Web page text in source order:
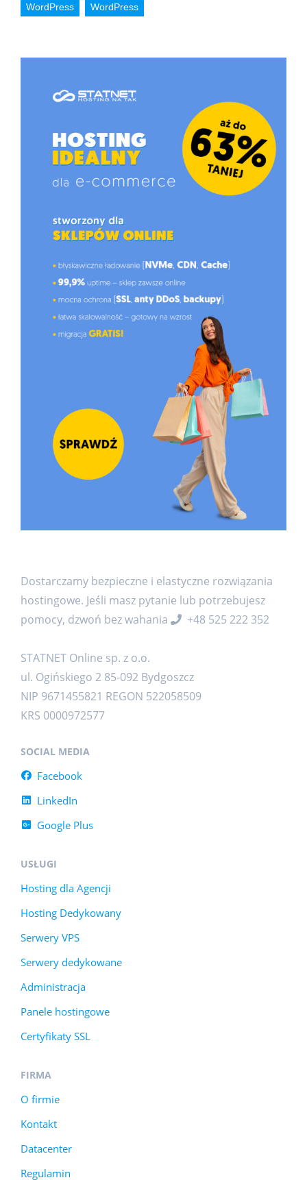
WordPress WordPress
Dostarczamy bezpieczne i elastyczne rozwiązania
hostingowe. Jeśli masz pytanie lub potrzebujesz
pomocy, dzwoń bez wahania
+48 525 222 352
STATNET Online sp. z o.o.
ul. Ogińskiego 2 85-092 Bydgoszcz
NIP 9671455821 REGON 522058509
KRS 0000972577
SOCIAL MEDIA
Facebook
LinkedIn
Google Plus
USŁUGI
Hosting dla Agencji
Hosting Dedykowany
Serwery VPS
Serwery dedykowane
Administracja
Panele hostingowe
Certyfikaty SSL
FIRMA
O firmie
Kontakt
Datacenter
Regulamin